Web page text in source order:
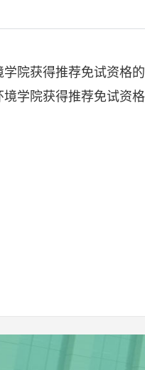
院获得推荐免试资格
境学院获得推荐免试资